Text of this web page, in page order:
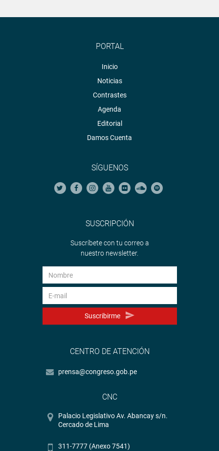
PORTAL
Inicio
Noticias
Contrastes
Agenda
Editorial
Damos Cuenta
SÍGUENOS
SUSCRIPCIÓN
Suscríbete con tu correo a
nuestro newsletter.
Suscribirme
CENTRO DE ATENCIÓN
prensa@congreso.gob.pe
CNC
Palacio Legislativo Av. Abancay s/n.
Cercado de Lima
311-7777 (Anexo 7541)